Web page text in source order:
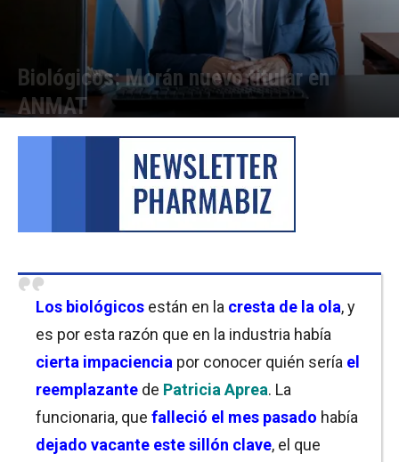
Biológicos: Morán nuevo titular en
ANMAT
Los biológicos están en la cresta de la ola, y
es por esta razón que en la industria había
cierta impaciencia por conocer quién sería el
reemplazante de Patricia Aprea. La
funcionaria, que falleció el mes pasado había
dejado vacante este sillón clave, el que